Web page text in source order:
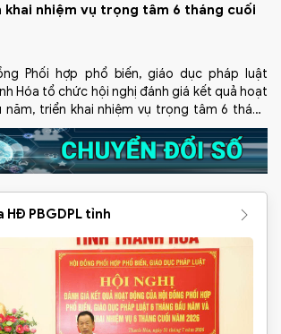
khai nhiệm vụ trọng tâm 6 tháng cuối
Phối hợp phổ biến, giáo dục pháp luật
Hóa tổ chức hội nghị đánh giá kết quả hoạt
triển khai nhiệm vụ trọng tâm 6 tháng
ý kiến đối với một số dự thảo văn bản phục
điều hành và triển khai nội dung chuẩn bị
tra của Hội đồng Phối hợp PBGDPL Trung
PBGDPL tỉnh